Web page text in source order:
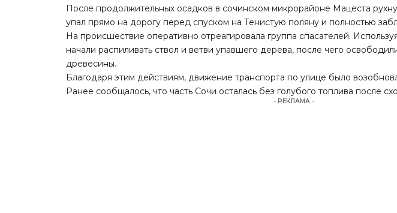
После продолжительных осадков в сочинском микрорайоне Мацеста
упал прямо на дорогу перед спуском на Тенистую поляну и полностью
На происшествие оперативно отреагировала группа спасателей.
начали распиливать ствол и ветви упавшего дерева, после чего
древесины.
Благодаря этим действиям, движение транспорта по улице было
Ранее сообщалось, что часть Сочи осталась без голубого топлива после
- РЕКЛАМА -